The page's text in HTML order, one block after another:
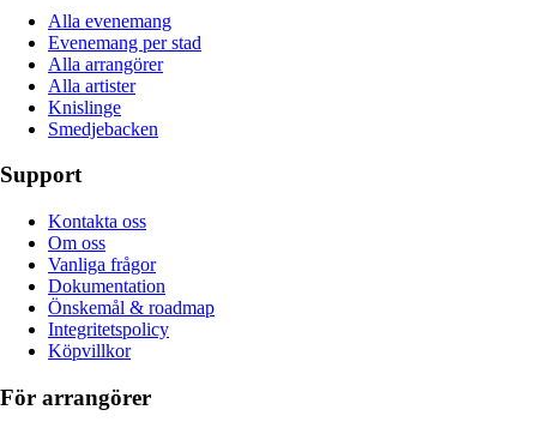
Alla evenemang
Evenemang per stad
Alla arrangörer
Alla artister
Knislinge
Smedjebacken
Support
Kontakta oss
Om oss
Vanliga frågor
Dokumentation
Önskemål & roadmap
Integritetspolicy
Köpvillkor
För arrangörer